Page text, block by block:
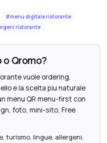
#menu digitale ristorante
ristorante
Qromo?
vuole ordering,
e la scelta piu naturale
menu QR menu-first con
foto, mini-sito, Free
turismo, lingue, allergeni,